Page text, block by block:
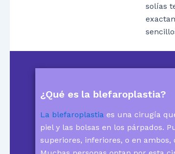
solías
¿Qué es la blefaroplastia?
La blefaroplastia es una cirugía
piel y las bolsas en los párpados.
superiores, inferiores, o en